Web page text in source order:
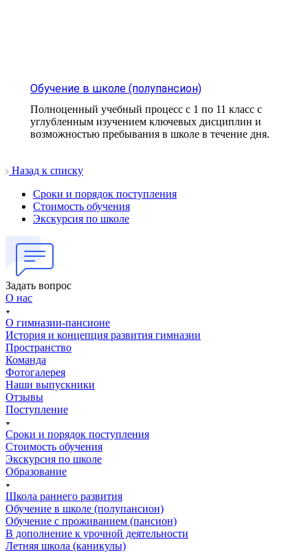
Обучение в школе (полупансион)
Полноценный учебный процесс с 1 по 11 класс с
углубленным изучением ключевых дисциплин и
возможностью пребывания в школе в течение дня.
Назад к списку
Сроки и порядок поступления
Стоимость обучения
Экскурсия по школе
Задать вопрос
О нас
О гимназии-пансионе
История и концепция развития гимназии
Пространство
Команда
Фотогалерея
Наши выпускники
Отзывы
Поступление
Сроки и порядок поступления
Стоимость обучения
Экскурсия по школе
Образование
Школа раннего развития
Обучение в школе (полупансион)
Обучение с проживанием (пансион)
В дополнение к урочной деятельности
Летняя школа (каникулы)